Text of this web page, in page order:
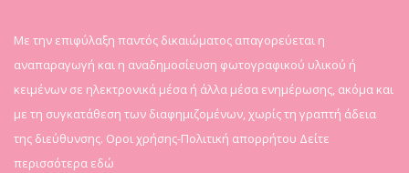
Mε την επιφύλαξη παντός δικαιώματος απαγορεύεται η
αναπαραγωγή και η αναδημοσίευση φωτογραφικού υλικού ή
κειμένων σε ηλεκτρονικά μέσα ή άλλα μέσα ενημέρωσης, ακόμα και
με τη συγκατάθεση των διαφημιζομένων, χωρίς τη γραπτή άδεια
της διεύθυνσης. Οροι χρήσης-Πολιτική απορρήτου Δείτε
περισσότερα εδώ